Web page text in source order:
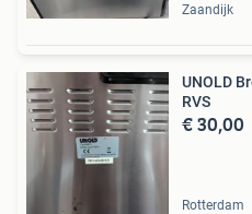
Zaandijk
UNOLD
RVS
€ 30,00
Rotterdam